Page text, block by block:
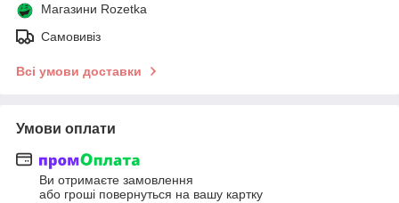
Магазини Rozetka
Самовивіз
Всі умови доставки
Умови оплати
Ви отримаєте замовлення
або гроші повернуться на вашу картку